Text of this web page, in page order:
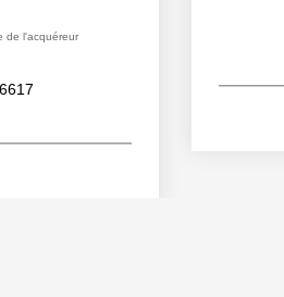
de l'acquéreur
6617